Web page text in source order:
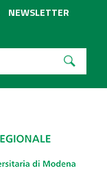
NEWSLETTER